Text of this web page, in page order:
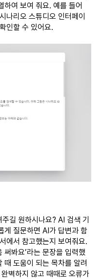
하여 보여 줘요. 예를 들어
나리오 스튜디오 인터페이
인할 수 있어요.
길 원하시나요? AI 검색 기
게 질문하면 AI가 답변과 함
에서 참고했는지 보여줘요.
써봐요’라는 문장을 입력했
때 도움이 되는 목차를 알려
벽하지 않고 때때로 오류가